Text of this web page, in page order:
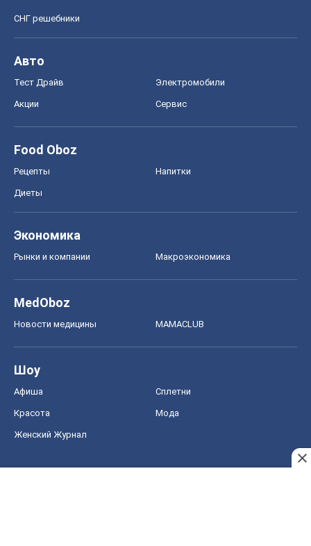
СНГ решебники
Авто
Тест Драйв Электромобили
Акции Сервис
Food Oboz
Рецепты Напитки
Диеты
Экономика
Рынки и компании Mакроэкономика
MedOboz
Новости медицины MAMACLUB
Шоу
Афиша Сплетни
Красота Мода
Женский Журнал